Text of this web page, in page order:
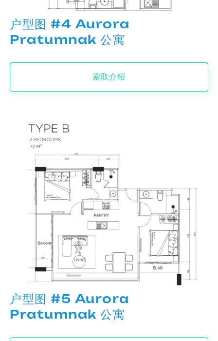
户型图 #4 Aurora
Pratumnak 公寓
索取介绍
户型图 #5 Aurora
Pratumnak 公寓